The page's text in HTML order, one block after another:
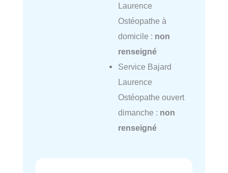
Laurence
Ostéopathe à
domicile : non
renseigné
Service Bajard
Laurence
Ostéopathe ouvert
dimanche : non
renseigné